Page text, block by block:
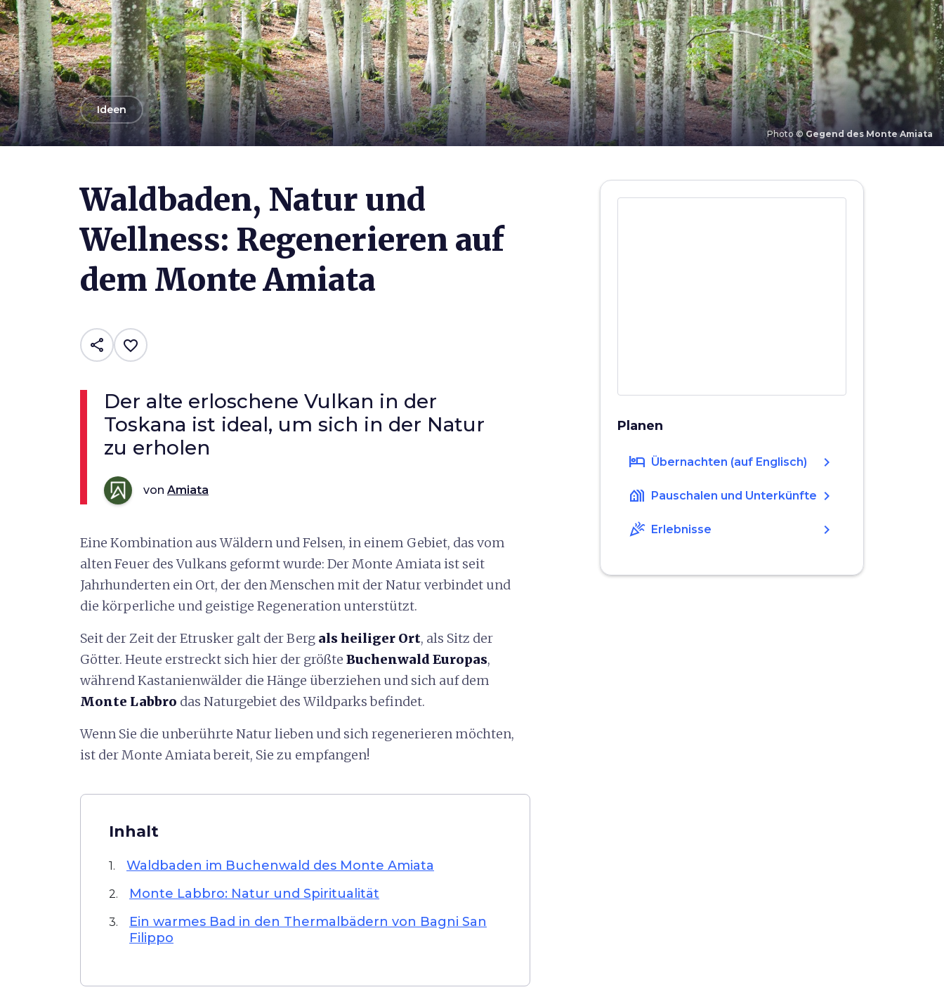
Photo ©Gegend des Monte Amiata
arrow_backIdeen
Waldbaden, Natur und
Wellness: Regenerieren auf
dem Monte Amiata
share favorite_border
Der alte erloschene Vulkan in der
Toskana ist ideal, um sich in der Natur
zu erholen
von Amiata
Eine Kombination aus Wäldern und Felsen, in einem Gebiet, das vom
alten Feuer des Vulkans geformt wurde: Der Monte Amiata ist seit
Jahrhunderten ein Ort, der den Menschen mit der Natur verbindet und
die körperliche und geistige Regeneration unterstützt.
Seit der Zeit der Etrusker galt der Berg als heiliger Ort, als Sitz der
Götter. Heute erstreckt sich hier der größte Buchenwald Europas,
während Kastanienwälder die Hänge überziehen und sich auf dem
Monte Labbro das Naturgebiet des Wildparks befindet.
Wenn Sie die unberührte Natur lieben und sich regenerieren möchten,
ist der Monte Amiata bereit, Sie zu empfangen!
Inhalt
1. Waldbaden im Buchenwald des Monte Amiata
2. Monte Labbro: Natur und Spiritualität
3.
Ein warmes Bad in den Thermalbädern von Bagni San
Filippo
Planen
hotel Übernachten (auf Englisch) chevron_right
holiday_village Pauschalen und Unterkünfte chevron_right
celebration Erlebnisse chevron_right